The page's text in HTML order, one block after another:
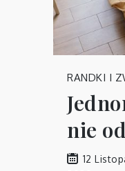
RANDKI I
nie
12